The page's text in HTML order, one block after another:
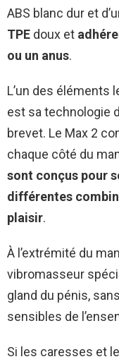
ABS blanc dur et
TPE doux et
ou un anus.
L’un des éléments
est sa technologie
brevet. Le Max 2
chaque côté du
sont conçus pour
différentes
plaisir.
À l’extrémité du
vibromasseur
gland du pénis,
sensibles de
Si les caresses et